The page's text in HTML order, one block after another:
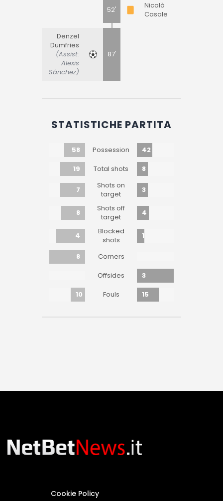
52'
Nicolò
Casale
Denzel
Dumfries
(Assist:
Alexis
Sánchez)
87'
STATISTICHE PARTITA
58 Possession
42
19
Total shots 8
7
Shots on
target
3
8
Shots off
target
4
4
Blocked
shots
1
8
Corners
Offsides
3
10
Fouls 15
Cookie Policy